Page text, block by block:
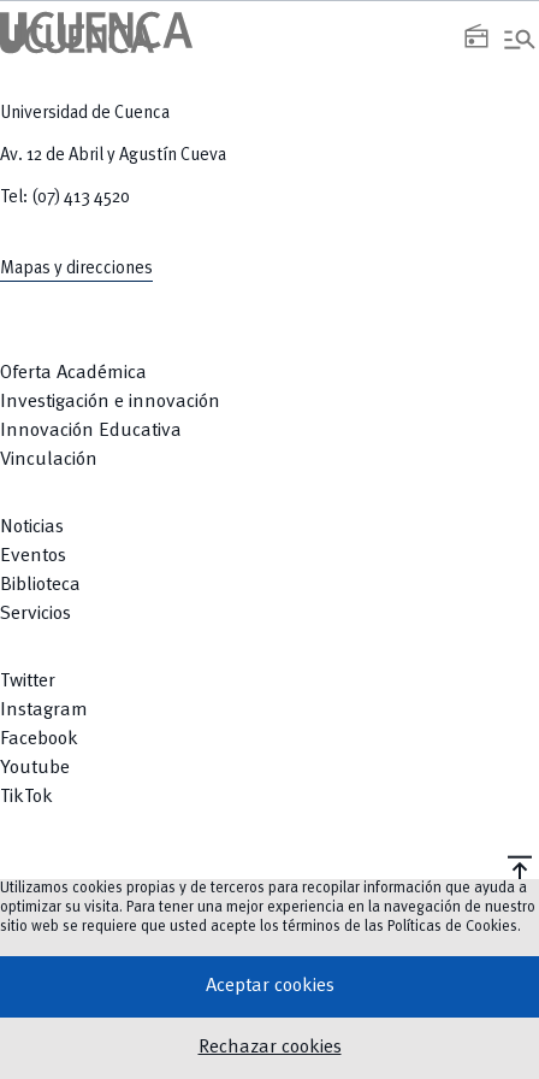
radio manage_search
Universidad de Cuenca
Av. 12 de Abril y Agustín Cueva
Tel: (07) 413 4520
Mapas y direcciones
Oferta Académica
Investigación e innovación
Innovación Educativa
Vinculación
Noticias
Eventos
Biblioteca
Servicios
Twitter
Instagram
Facebook
Youtube
TikTok
vertical_align_top
©2023-2026UCuenca.
Utilizamos cookies propias y de terceros para recopilar información que ayuda a
optimizar su visita. Para tener una mejor experiencia en la navegación de nuestro
sitio web se requiere que usted acepte los términos de las Políticas de Cookies.
Aceptar cookies
Rechazar cookies